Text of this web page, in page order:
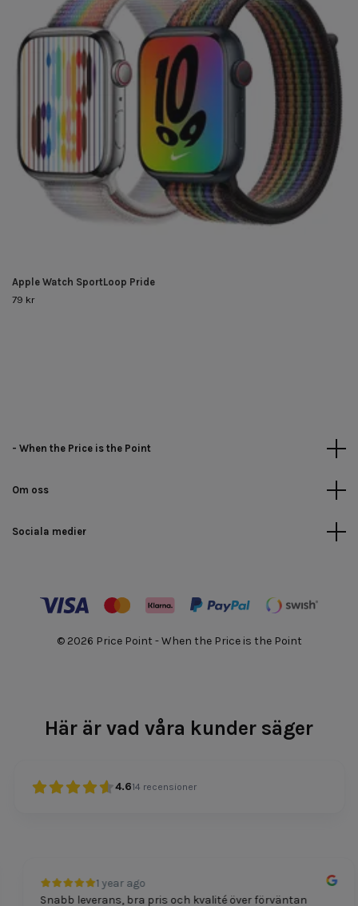
Apple Watch SportLoop Pride
79 kr
- When the Price is the Point
Om oss
Sociala medier
© 2026 Price Point - When the Price is the Point
Här är vad våra kunder säger
4.614 recensioner
1 year ago
Snabb leverans, bra pris och kvalité över förväntan